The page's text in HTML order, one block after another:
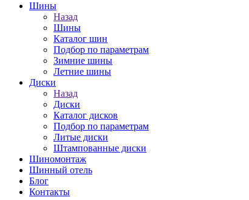
Шины
Назад
Шины
Каталог шин
Подбор по параметрам
Зимние шины
Летние шины
Диски
Назад
Диски
Каталог дисков
Подбор по параметрам
Литые диски
Штампованные диски
Шиномонтаж
Шинный отель
Блог
Контакты